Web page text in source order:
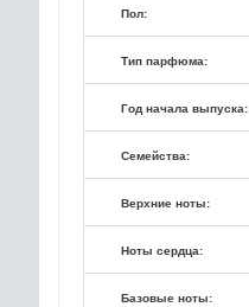
Пол:
Тип парфюма:
Год начала выпуска:
Семейства:
Верхние ноты:
Ноты сердца:
Базовые ноты: